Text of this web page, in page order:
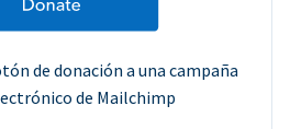
de donación a una campaña
de Mailchimp